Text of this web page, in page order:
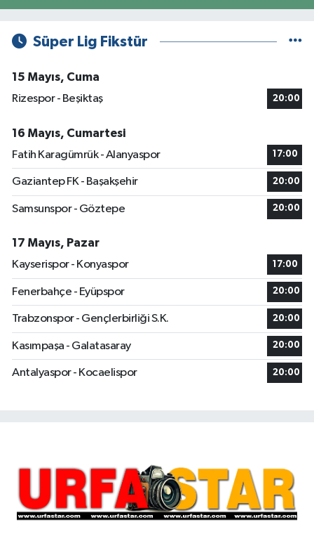
Süper Lig Fikstür
15 Mayıs, Cuma
Rizespor - Beşiktaş
20:00
16 Mayıs, Cumartesi
Fatih Karagümrük - Alanyaspor
17:00
Gaziantep FK - Başakşehir 20:00
Samsunspor - Göztepe 20:00
17 Mayıs, Pazar
Kayserispor - Konyaspor
17:00
Fenerbahçe - Eyüpspor 20:00
Trabzonspor - Gençlerbirliği S.K. 20:00
Kasımpaşa - Galatasaray 20:00
Antalyaspor - Kocaelispor 20:00